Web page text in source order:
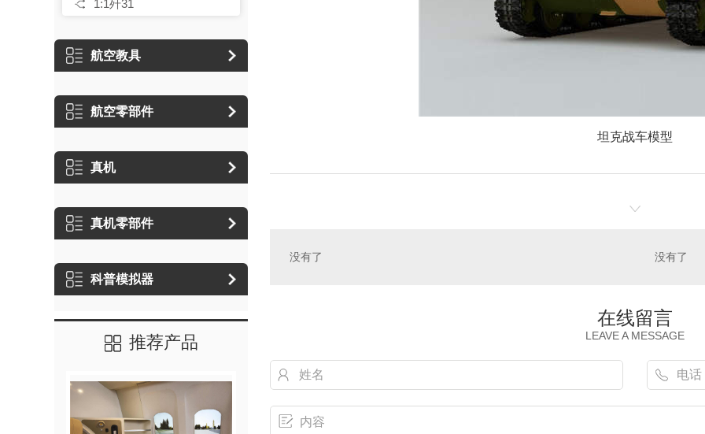
1:1歼31
航空教具
航空零部件
真机
真机零部件
科普模拟器
推荐产品
坦克战车模型
没有了 没有了
在线留言
LEAVE A MESSAGE